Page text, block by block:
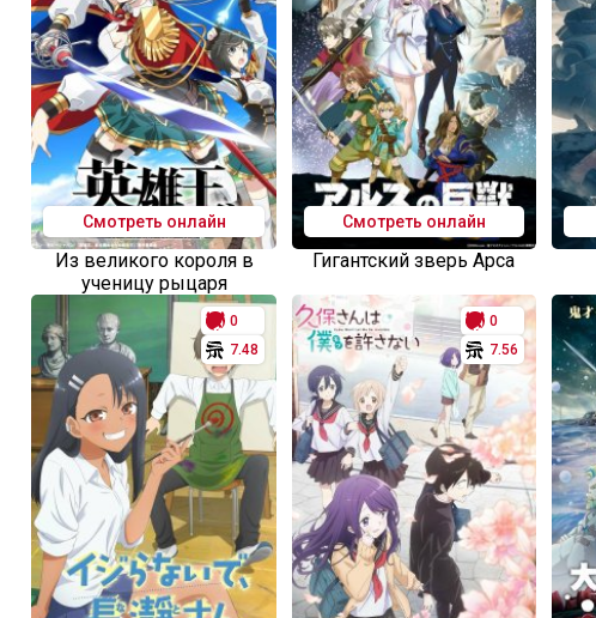
Смотреть онлайн
Из великого короля в
ученицу рыцаря
Смотреть онлайн
Гигантский зверь Арса
0
7.48
0
7.56